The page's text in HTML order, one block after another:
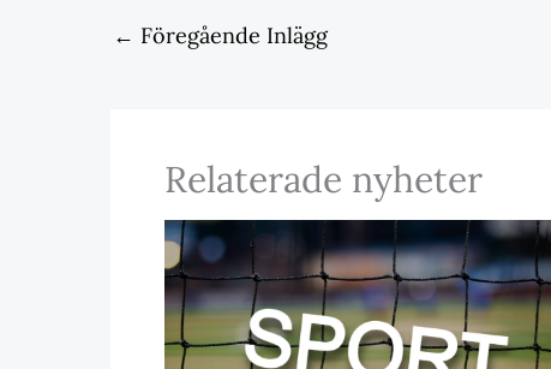
← Föregående Inlägg
Relaterade nyheter